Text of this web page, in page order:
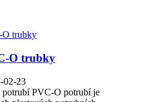
O trubky
02-23
PVC-O potrubí je